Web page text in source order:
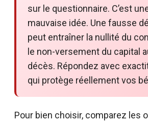
sur le questionnaire. C’est
mauvaise idée. Une fausse
peut entraîner la nullité du
le non-versement du capital
décès. Répondez avec
qui protège réellement vos
Pour bien choisir, comparez les